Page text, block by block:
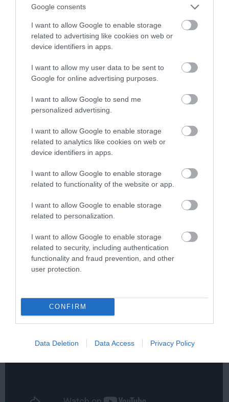
Google consents
I want to allow Google to enable storage
related to advertising like cookies on web or
device identifiers in apps.
I want to allow my user data to be sent to
Google for online advertising purposes.
I want to allow Google to send me
personalized advertising.
I want to allow Google to enable storage
related to analytics like cookies on web or
device identifiers in apps.
I want to allow Google to enable storage
related to functionality of the website or app.
I want to allow Google to enable storage
related to personalization.
I want to allow Google to enable storage
related to security, including authentication
functionality and fraud prevention, and other
user protection.
CONFIRM
Data Deletion Data Access Privacy Policy
This Simple Trick Removes All Parasites From
Your Body!
282 38 234
10 h 17 min
Die Instantly